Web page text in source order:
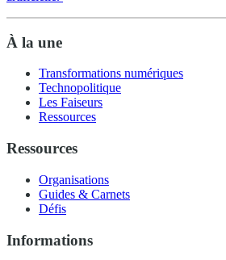
À la une
Transformations numériques
Technopolitique
Les Faiseurs
Ressources
Ressources
Organisations
Guides & Carnets
Défis
Informations